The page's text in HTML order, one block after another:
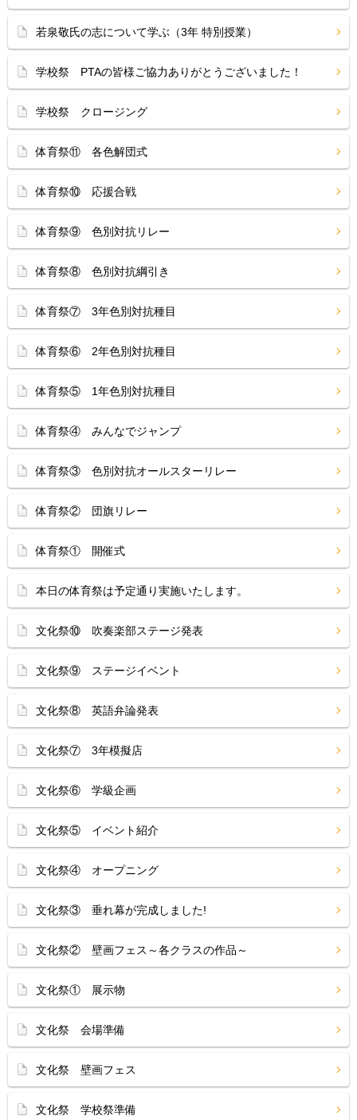
若泉敬氏の志について学ぶ（3年 特別授業）
学校祭 PTAの皆様ご協力ありがとうございました！
学校祭 クロージング
体育祭⑪ 各色解団式
体育祭⑩ 応援合戦
体育祭⑨ 色別対抗リレー
体育祭⑧ 色別対抗綱引き
体育祭⑦ 3年色別対抗種目
体育祭⑥ 2年色別対抗種目
体育祭⑤ 1年色別対抗種目
体育祭④ みんなでジャンプ
体育祭③ 色別対抗オールスターリレー
体育祭② 団旗リレー
体育祭① 開催式
本日の体育祭は予定通り実施いたします。
文化祭⑩ 吹奏楽部ステージ発表
文化祭⑨ ステージイベント
文化祭⑧ 英語弁論発表
文化祭⑦ 3年模擬店
文化祭⑥ 学級企画
文化祭⑤ イベント紹介
文化祭④ オープニング
文化祭③ 垂れ幕が完成しました!
文化祭② 壁画フェス～各クラスの作品～
文化祭① 展示物
文化祭 会場準備
文化祭 壁画フェス
文化祭 学校祭準備